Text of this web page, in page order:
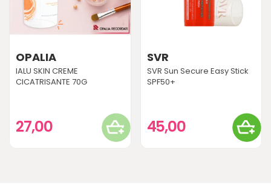
OPALIA
IALU SKIN CREME
CICATRISANTE 70G
27,00
SVR
SVR Sun Secure Easy Stick
SPF50+
45,00